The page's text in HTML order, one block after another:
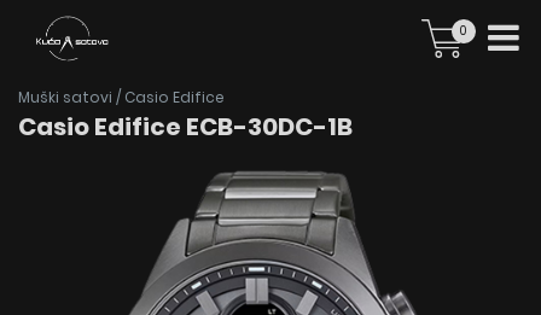
0
Muški satovi / Casio Edifice
Casio Edifice ECB-30DC-1B